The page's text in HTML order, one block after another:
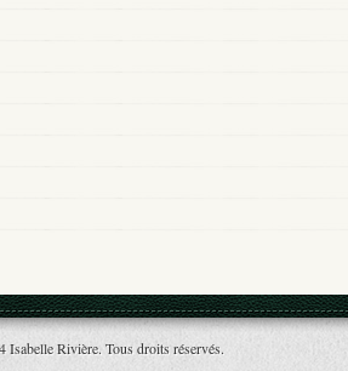
Rivière. Tous droits réservés.